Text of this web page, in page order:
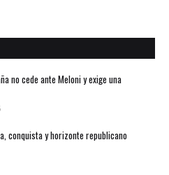
no cede ante Meloni y exige una
conquista y horizonte republicano